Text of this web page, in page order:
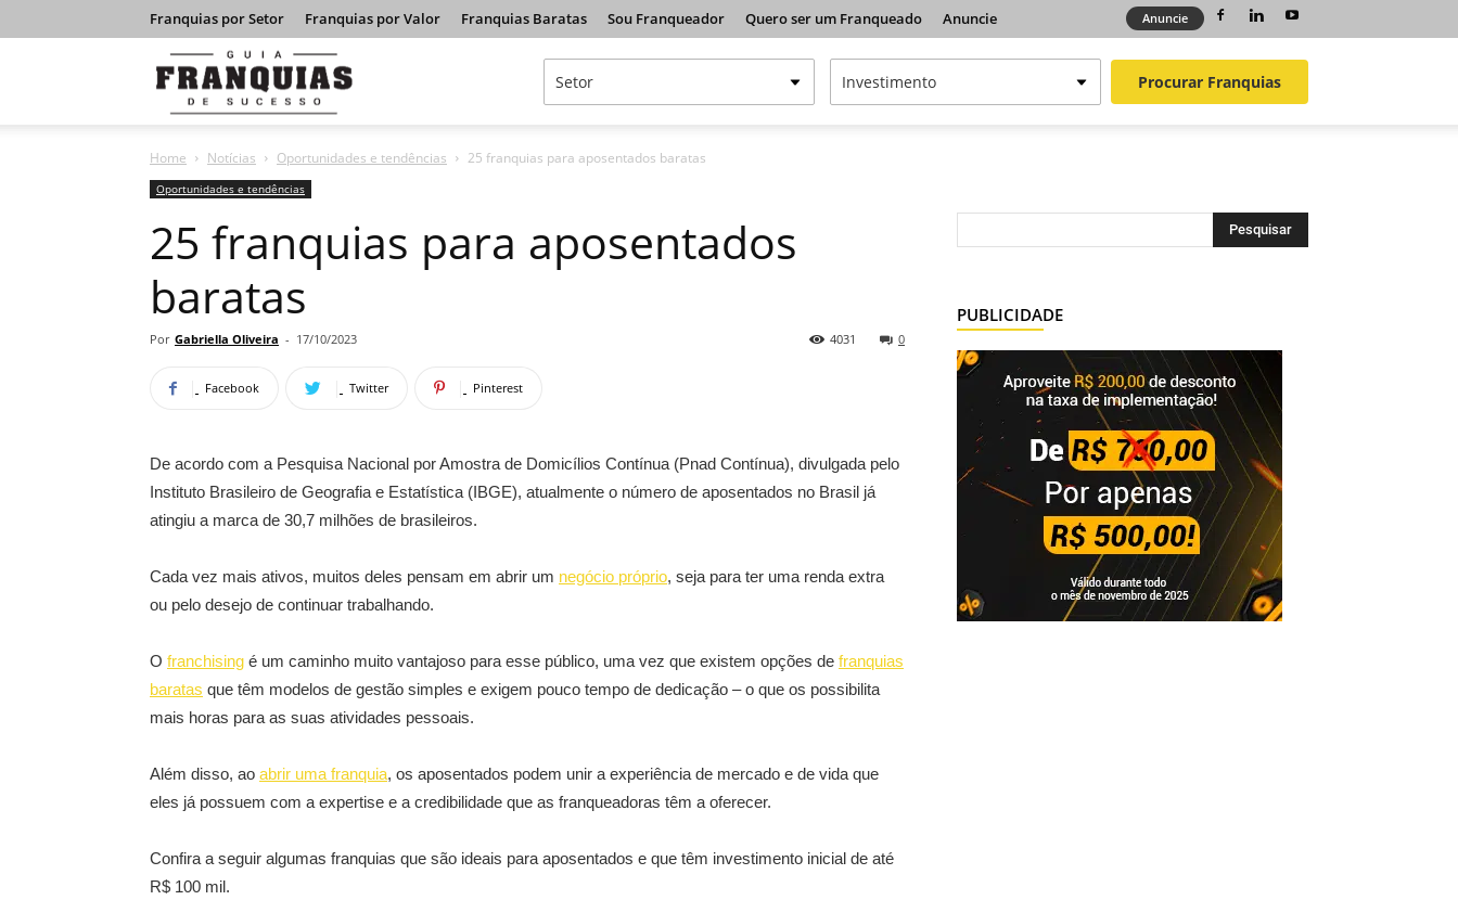
Franquias por Setor Franquias por Valor Franquias Baratas Sou Franqueador Quero ser um Franqueado Anuncie Anuncie
Franquias
de
Sucesso
Procurar Franquias
Home Notícias Oportunidades e tendências 25 franquias para aposentados baratas
Oportunidades e tendências
25 franquias para aposentados
baratas
Por Gabriella Oliveira - 17/10/2023 0
4031
Facebook Twitter Pinterest
De acordo com a Pesquisa Nacional por Amostra de Domicílios Contínua (Pnad Contínua), divulgada pelo
Instituto Brasileiro de Geografia e Estatística (IBGE), atualmente o número de aposentados no Brasil já
atingiu a marca de 30,7 milhões de brasileiros.
Cada vez mais ativos, muitos deles pensam em abrir um negócio próprio, seja para ter uma renda extra
ou pelo desejo de continuar trabalhando.
O franchising é um caminho muito vantajoso para esse público, uma vez que existem opções de franquias
baratas que têm modelos de gestão simples e exigem pouco tempo de dedicação – o que os possibilita
mais horas para as suas atividades pessoais.
Além disso, ao abrir uma franquia, os aposentados podem unir a experiência de mercado e de vida que
eles já possuem com a expertise e a credibilidade que as franqueadoras têm a oferecer.
Confira a seguir algumas franquias que são ideais para aposentados e que têm investimento inicial de até
R$ 100 mil.
PUBLICIDADE